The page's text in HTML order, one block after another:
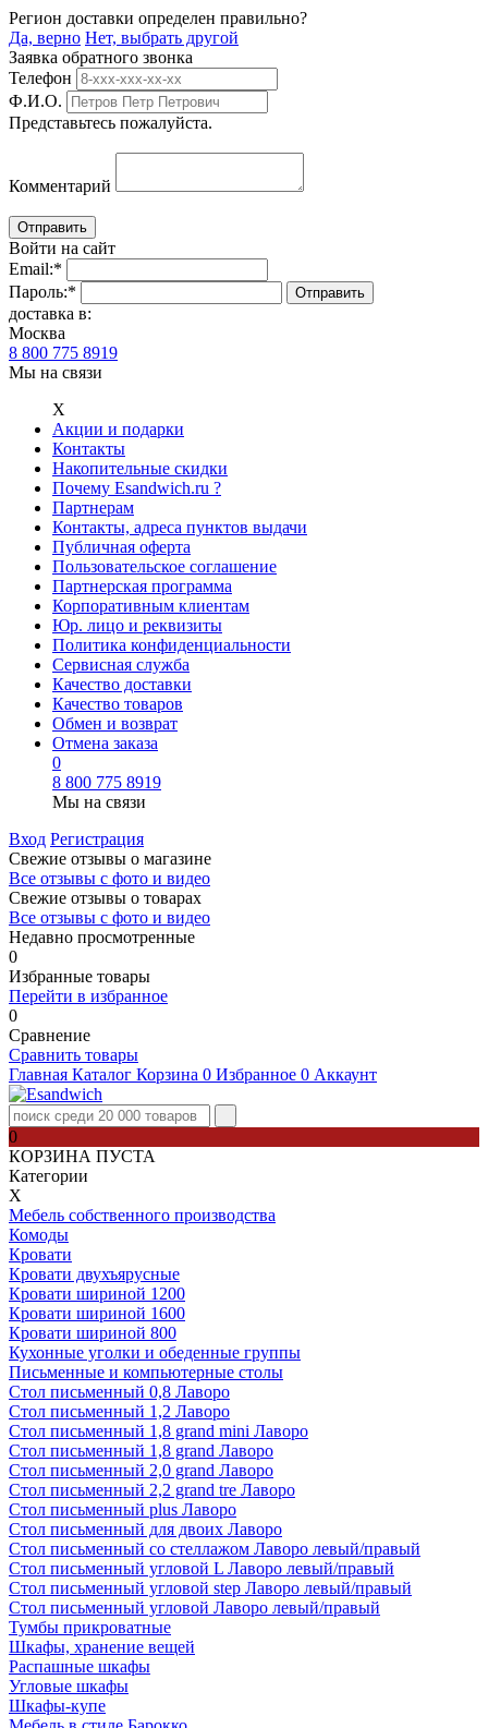
Регион доставки определен правильно?
Да, верно Нет, выбрать другой
Заявка обратного звонка
Телефон
Ф.И.О.
Представьтесь пожалуйста.
Комментарий
Войти на сайт
Email:*
Пароль:*
доставка в:
Москва
8 800 775 8919
Мы на связи
Х
Акции и подарки
Контакты
Накопительные скидки
Почему Esandwich.ru ?
Партнерам
Контакты, адреса пунктов выдачи
Публичная оферта
Пользовательское соглашение
Партнерская программа
Корпоративным клиентам
Юр. лицо и реквизиты
Политика конфиденциальности
Сервисная служба
Качество доставки
Качество товаров
Обмен и возврат
Отмена заказа
0
8 800 775 8919
Мы на связи
Вход Регистрация
Свежие отзывы о магазине
Все отзывы с фото и видео
Свежие отзывы о товарах
Все отзывы c фото и видео
Недавно просмотренные
0
Избранные товары
Перейти в избранное
0
Сравнение
Сравнить товары
Главная Каталог Корзина 0 Избранное 0 Аккаунт
0
КОРЗИНА ПУСТА
Категории
Х
Мебель собственного производства
Комоды
Кровати
Кровати двухъярусные
Кровати шириной 1200
Кровати шириной 1600
Кровати шириной 800
Кухонные уголки и обеденные группы
Письменные и компьютерные столы
Стол письменный 0,8 Лаворо
Стол письменный 1,2 Лаворо
Стол письменный 1,8 grand mini Лаворо
Стол письменный 1,8 grand Лаворо
Стол письменный 2,0 grand Лаворо
Стол письменный 2,2 grand tre Лаворо
Стол письменный plus Лаворо
Стол письменный для двоих Лаворо
Стол письменный со стеллажом Лаворо левый/правый
Стол письменный угловой L Лаворо левый/правый
Стол письменный угловой step Лаворо левый/правый
Стол письменный угловой Лаворо левый/правый
Тумбы прикроватные
Шкафы, хранение вещей
Распашные шкафы
Угловые шкафы
Шкафы-купе